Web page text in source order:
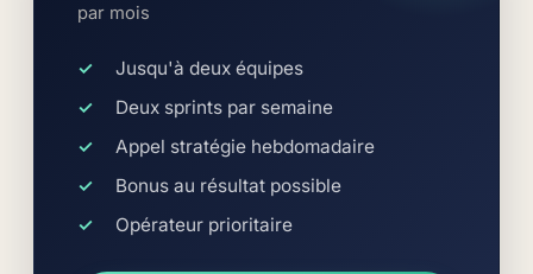
par mois
Jusqu'à deux équipes
Deux sprints par semaine
Appel stratégie hebdomadaire
Bonus au résultat possible
Opérateur prioritaire